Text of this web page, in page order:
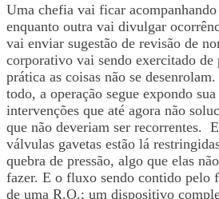
Uma chefia vai ficar
enquanto outra vai divulgar
vai enviar sugestão de revisão de
corporativo vai sendo exercitado de
prática as coisas não se
todo, a operação segue expondo
intervenções que até agora não
que não deveriam ser recorrentes.
válvulas gavetas estão lá
quebra de pressão, algo que elas
fazer. E o fluxo sendo contido pelo
de uma R.O.; um dispositivo